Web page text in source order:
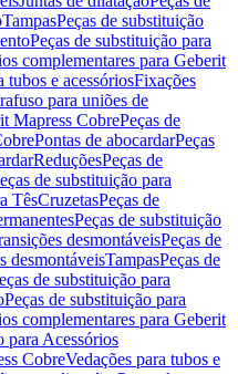
TampasPeças de substituição
Peças de substituição para
complementares para Geberit
tubos e acessóriosFixações
para uniões de
Mapress CobrePeças de
Pontas de abocardarPeças
ReduçõesPeças de
de substituição para
TêsCruzetasPeças de
Peças de substituição
desmontáveisPeças de
desmontáveisTampasPeças de
de substituição para
Peças de substituição para
complementares para Geberit
para Acessórios
CobreVedações para tubos e